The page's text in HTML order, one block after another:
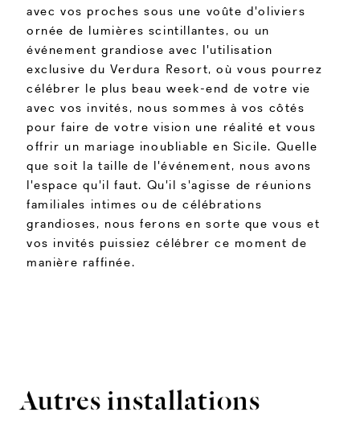
avec vos proches sous une voûte d'oliviers
ornée de lumières scintillantes, ou un
événement grandiose avec l'utilisation
exclusive du Verdura Resort, où vous pourrez
célébrer le plus beau week-end de votre vie
avec vos invités, nous sommes à vos côtés
pour faire de votre vision une réalité et vous
offrir un mariage inoubliable en Sicile. Quelle
que soit la taille de l'événement, nous avons
l'espace qu'il faut. Qu'il s'agisse de réunions
familiales intimes ou de célébrations
grandioses, nous ferons en sorte que vous et
vos invités puissiez célébrer ce moment de
manière raffinée.
Autres installations